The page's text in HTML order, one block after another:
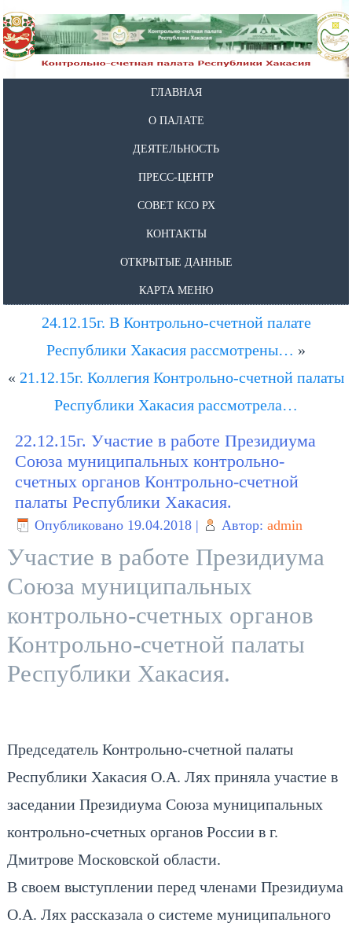
ГЛАВНАЯ
О ПАЛАТЕ
ДЕЯТЕЛЬНОСТЬ
ПРЕСС-ЦЕНТР
СОВЕТ КСО РХ
КОНТАКТЫ
ОТКРЫТЫЕ ДАННЫЕ
КАРТА МЕНЮ
24.12.15г. В Контрольно-счетной палате
Республики Хакасия рассмотрены… »
« 21.12.15г. Коллегия Контрольно-счетной палаты
Республики Хакасия рассмотрела…
22.12.15г. Участие в работе Президиума
Союза муниципальных контрольно-
счетных органов Контрольно-счетной
палаты Республики Хакасия.
Опубликовано 19.04.2018 | Автор: admin
Участие в работе Президиума
Союза муниципальных
контрольно-счетных органов
Контрольно-счетной палаты
Республики Хакасия.
Председатель Контрольно-счетной палаты
Республики Хакасия О.А. Лях приняла участие в
заседании Президиума Союза муниципальных
контрольно-счетных органов России в г.
Дмитрове Московской области.
В своем выступлении перед членами Президиума
О.А. Лях рассказала о системе муниципального